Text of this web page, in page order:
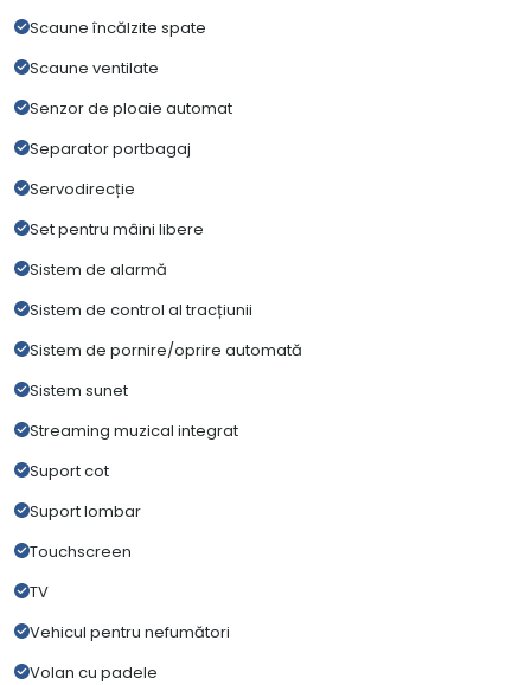
Scaune încălzite spate
Scaune ventilate
Senzor de ploaie automat
Separator portbagaj
Servodirecție
Set pentru mâini libere
Sistem de alarmă
Sistem de control al tracțiunii
Sistem de pornire/oprire automată
Sistem sunet
Streaming muzical integrat
Suport cot
Suport lombar
Touchscreen
TV
Vehicul pentru nefumători
Volan cu padele